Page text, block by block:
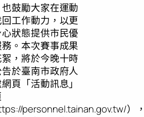
鼓勵大家在運動
工作動力，以更
狀態提供市民優
。本次賽事成果
，將於今晚十時
於臺南市政府人
頁「活動訊息」
personnel.tainan.gov.tw/）